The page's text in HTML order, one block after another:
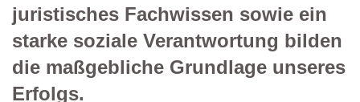
juristisches Fachwissen sowie ein
starke soziale Verantwortung bilden
die maßgebliche Grundlage unseres
Erfolgs.